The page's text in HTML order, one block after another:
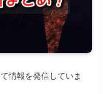
情報を発信していま